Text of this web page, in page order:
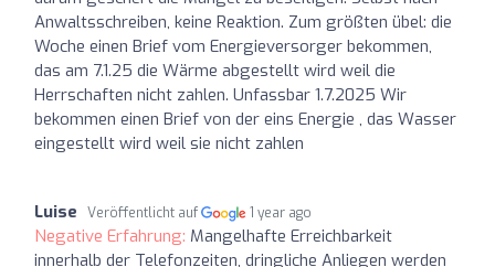
Anwaltsschreiben, keine Reaktion. Zum größten übel: die
Woche einen Brief vom Energieversorger bekommen,
das am 7.1.25 die Wärme abgestellt wird weil die
Herrschaften nicht zahlen. Unfassbar 1.7.2025 Wir
bekommen einen Brief von der eins Energie , das Wasser
eingestellt wird weil sie nicht zahlen
Luise Veröffentlicht auf 1 year ago
Negative Erfahrung: Mangelhafte Erreichbarkeit
innerhalb der Telefonzeiten, dringliche Anliegen werden